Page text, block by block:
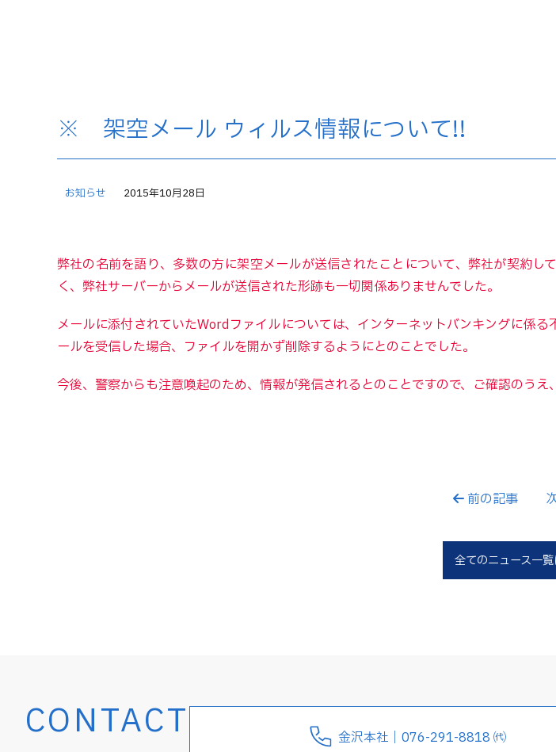
※ 架空メール ウィルス情報について!!
お知らせ 2015年10月28日
弊社の名前を語り、多数の方に架空メールが送信されたことについて、弊社が契約
く、弊社サーバーからメールが送信された形跡も一切関係ありませんでした。
メールに添付されていたWordファイルについては、インターネットバンキングに係
ールを受信した場合、ファイルを開かず削除するようにとのことでした。
今後、警察からも注意喚起のため、情報が発信されるとのことですので、ご確認のうえ
前の記事
全てのニュース一
CONTACT 金沢本社｜076-291-8818 ㈹